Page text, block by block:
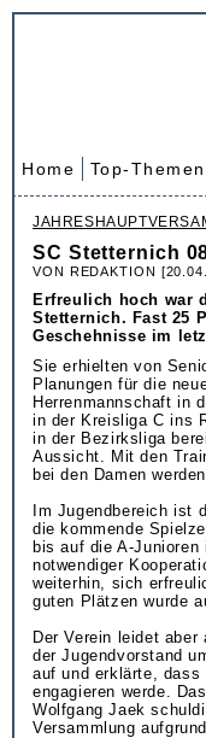
Home Top-Themen
SC Stetternich
VON REDAKTION
Erfreulich hoch war
Stetternich. Fast 25
Geschehnisse im
Sie erhielten von
Planungen für die
Herrenmannschaft in
in der Kreisliga C ins
in der Bezirksliga
Aussicht. Mit den
bei den Damen
Im Jugendbereich ist
die kommende
bis auf die A-
notwendiger
weiterhin, sich
guten Plätzen wurde
Der Verein leidet
der Jugendvorstand
auf und erklärte,
engagieren werde.
Wolfgang Jaek
Versammlung